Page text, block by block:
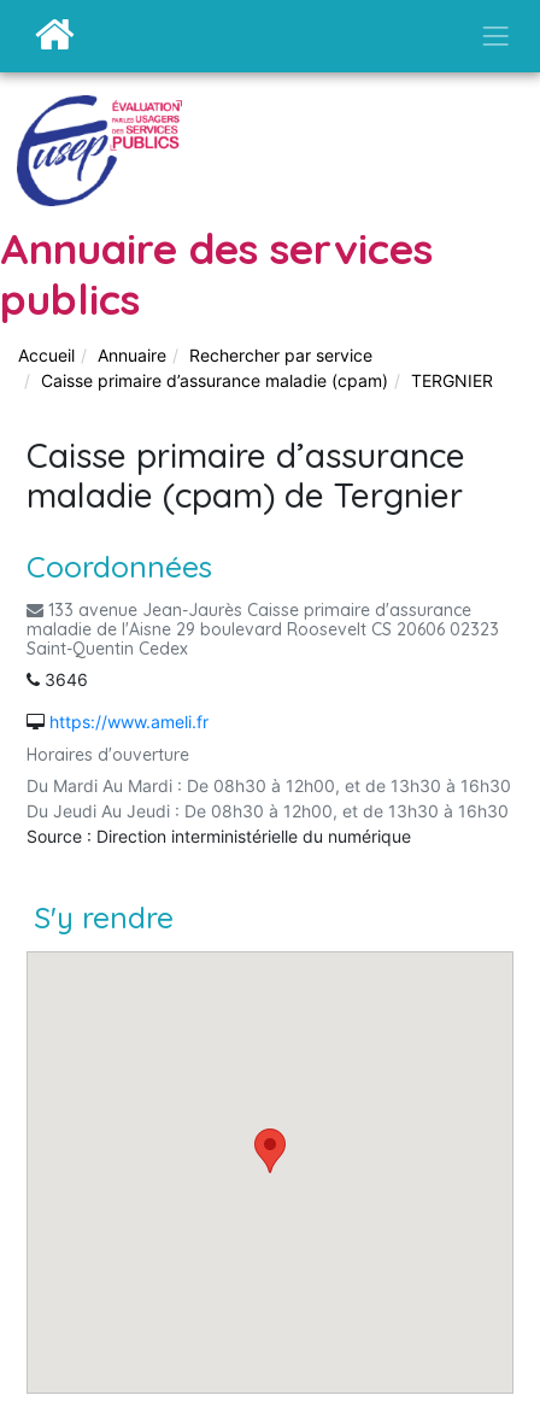
Annuaire des services
publics
Accueil Annuaire
Rechercher par service
Caisse primaire d’assurance maladie (cpam)
TERGNIER
Caisse primaire d’assurance
maladie (cpam) de Tergnier
Coordonnées
133 avenue Jean-Jaurès Caisse primaire d'assurance
maladie de l'Aisne 29 boulevard Roosevelt CS 20606 02323
Saint-Quentin Cedex
3646
https://www.ameli.fr
Horaires d'ouverture
Du Mardi Au Mardi : De 08h30 à 12h00, et de 13h30 à 16h30
Du Jeudi Au Jeudi : De 08h30 à 12h00, et de 13h30 à 16h30
Source : Direction interministérielle du numérique
S'y rendre